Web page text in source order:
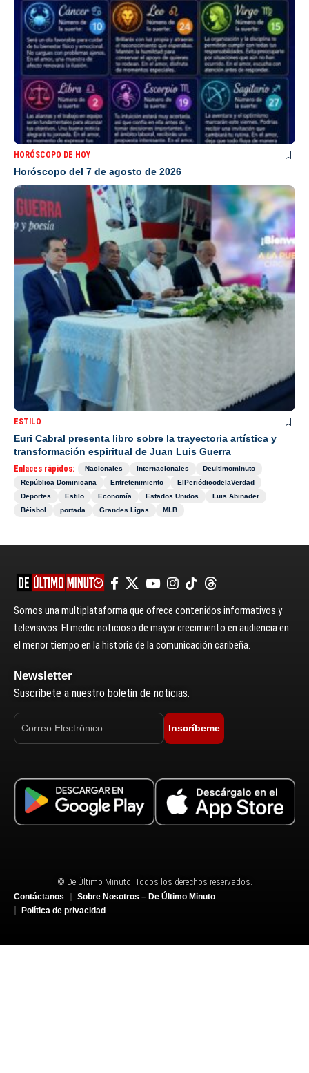
HORÓSCOPO DE HOY
Horóscopo del 7 de agosto de 2026
ESTILO
Euri Cabral presenta libro sobre la trayectoria artística y
transformación espiritual de Juan Luis Guerra
Enlaces rápidos: Nacionales Internacionales
Deultimominuto
República Dominicana
Entretenimiento
ElPeriódicodelaVerdad
Deportes
Estilo Economía Estados Unidos
Luis Abinader
Béisbol
portada Grandes Ligas MLB
Somos una multiplataforma que ofrece contenidos informativos y
televisivos. El medio noticioso de mayor crecimiento en audiencia en
el menor tiempo en la historia de la comunicación caribeña.
Newsletter
Suscríbete a nuestro boletín de noticias.
Inscríbeme
© De Último Minuto. Todos los derechos reservados.
Contáctanos
Sobre Nosotros – De Último Minuto
Política de privacidad